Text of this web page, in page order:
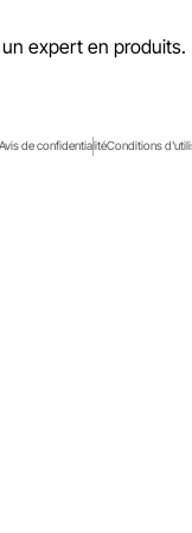
expert en produits.
Avis de confidentialitéConditions